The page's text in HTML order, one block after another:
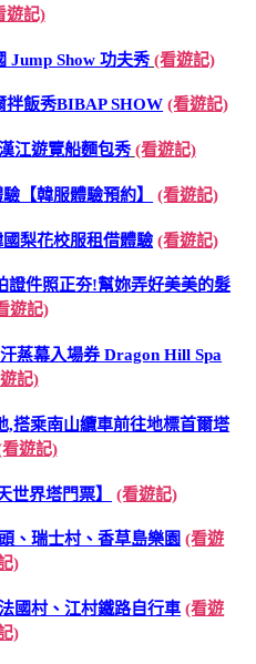
遊記)
Jump Show 功夫秀 (看遊記)
拌飯秀BIBAP SHOW (看遊記)
江遊覽船麵包秀 (看遊記)
【韓服體驗預約】 (看遊記)
國梨花校服租借體驗 (看遊記)
證件照正夯!幫妳弄好美美的髮
遊記)
蒸幕入場券 Dragon Hill Spa
記)
,搭乘南山纜車前往地標首爾塔
遊記)
世界塔門票】 (看遊記)
、瑞士村、香草島樂園 (看遊
)
國村、江村鐵路自行車 (看遊
)